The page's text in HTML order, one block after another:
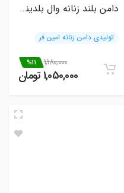
دامن بلند زنانه وال بلدینگ مناسب برای روزمره
تولیدی دامن زنانه امین فر
1,180,000
%11
1,050,000 تومان